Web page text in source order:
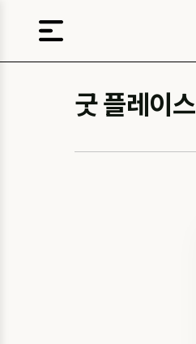
굿 플레이스